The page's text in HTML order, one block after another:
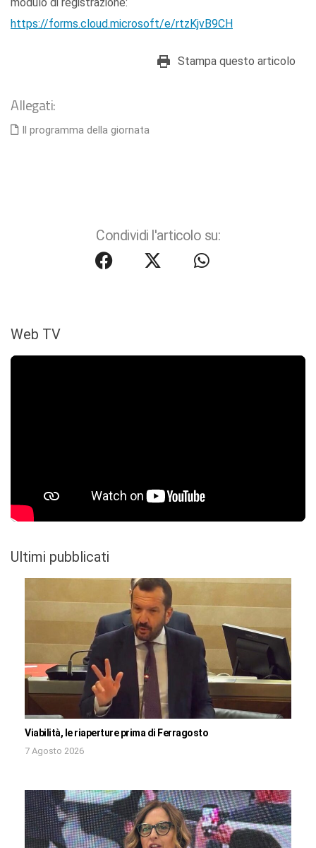
https://forms.cloud.microsoft/e/rtzKjvB9CH
Stampa questo articolo
Allegati:
Il programma della giornata
Condividi l'articolo su:
Web TV
Ultimi pubblicati
Viabilità, le riaperture prima di Ferragosto
7 Agosto 2026